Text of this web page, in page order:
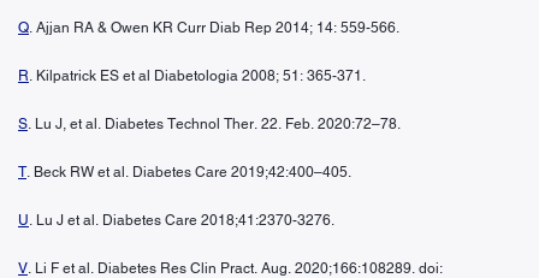
Q. Ajjan RA & Owen KR Curr Diab Rep 2014; 14: 559-566.
R. Kilpatrick ES et al Diabetologia 2008; 51: 365-371.
S. Lu J, et al. Diabetes Technol Ther. 22. Feb. 2020:72–78.
T. Beck RW et al. Diabetes Care 2019;42:400–405.
U. Lu J et al. Diabetes Care 2018;41:2370-3276.
V. Li F et al. Diabetes Res Clin Pract. Aug. 2020;166:108289. doi: